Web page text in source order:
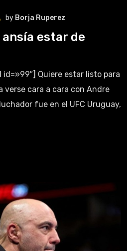
by Borja Ruperez
estar de
Quiere estar listo para
verse cara a cara con Andre
fue en el UFC Uruguay,